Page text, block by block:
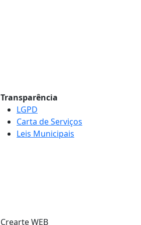
Transparência
LGPD
Carta de Serviços
Leis Municipais
Crearte WEB